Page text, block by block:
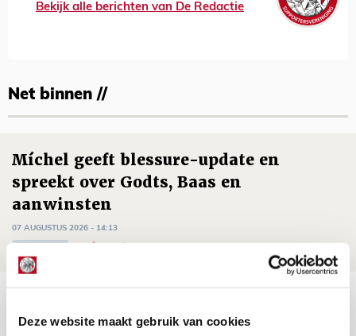
Deze website maakt gebruik van cookies
Bekijk alle berichten van De Redactie
Net binnen //
Míchel geeft blessure-update en
spreekt over Godts, Baas en
aanwinsten
07 AUGUSTUS 2026 - 14:13
Europees treffen met Shelbourne